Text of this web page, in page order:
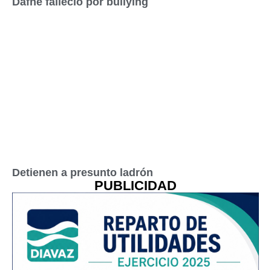
Detienen a presunto ladrón
PUBLICIDAD